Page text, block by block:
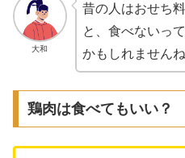
大和
昔の人はおせち
と、食べないっ
かもしれませんね
鶏肉は食べてもいい？